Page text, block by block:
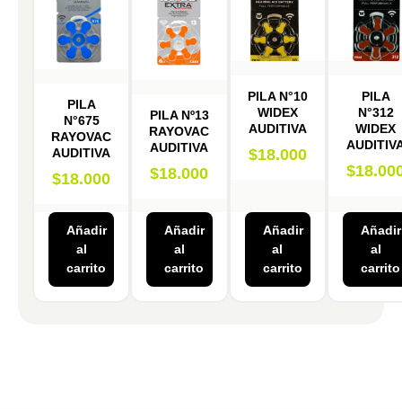
PILA
N°675
RAYOVAC
AUDITIVA
$18.000
Añadir
al
carrito
PILA Nº13
RAYOVAC
AUDITIVA
$18.000
Añadir
al
carrito
PILA N°10
WIDEX
AUDITIVA
$18.000
Añadir
al
carrito
PILA
N°312
WIDEX
$
Añadir
al
carrito